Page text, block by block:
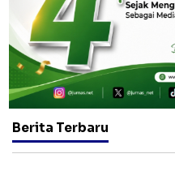
Berita Terbaru